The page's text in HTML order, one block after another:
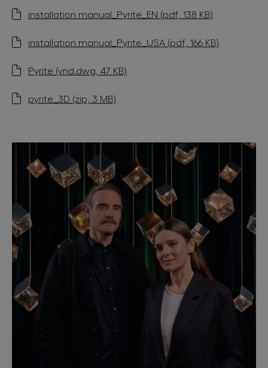
installation manual_Pyrite_EN (pdf, 138 KB)
installation manual_Pyrite_USA (pdf, 166 KB)
Pyrite (vnd.dwg, 47 KB)
pyrite_3D (zip, 3 MB)